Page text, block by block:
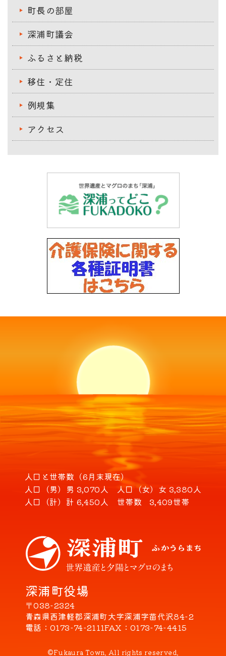
町長の部屋
深浦町議会
ふるさと納税
移住・定住
例規集
アクセス
深浦町役場
〒038-2324
青森県西津軽郡深浦町大字深浦字苗代沢84-2
電話
0173-74-2111FAX 0173-74-4415
人口と世帯数（6月末現在）
人口（男） 男 3,070人 人口（女） 女 3,380人
人口（計） 計 6,450人 世帯数 3,409世帯
©Fukaura Town. All rights reserved.